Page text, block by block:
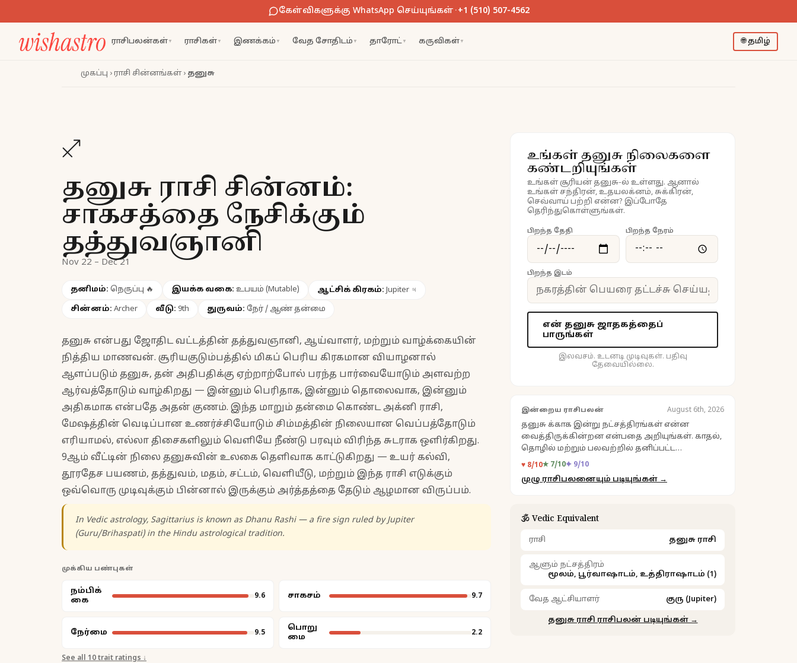
கேள்விகளுக்கு WhatsApp செய்யுங்கள் · +1 (510) 507-4562
ராசிபலன்கள் ▼ ராசிகள் ▼ இணக்கம் ▼ வேத சோதிடம் ▼ தாரோட் ▼ கருவிகள் ▼ 🌐தமிழ்
முகப்பு ›ராசி சின்னங்கள்› தனுசு
♐
தனுசு ராசி சின்னம்:
சாகசத்தை நேசிக்கும்
தத்துவஞானி
Nov 22 – Dec 21
தனிமம்: நெருப்பு 🔥 இயக்க வகை: உபயம் (Mutable) ஆட்சிக் கிரகம்: Jupiter ♃
சின்னம்: Archer வீடு: 9th துருவம்: நேர் / ஆண் தன்மை
தனுசு என்பது ஜோதிட வட்டத்தின் தத்துவஞானி, ஆய்வாளர், மற்றும் வாழ்க்கையின்
நித்திய மாணவன். சூரியகுடும்பத்தில் மிகப் பெரிய கிரகமான வியாழனால்
ஆளப்படும் தனுசு, தன் அதிபதிக்கு ஏற்றாற்போல் பரந்த பார்வையோடும் அளவற்ற
ஆர்வத்தோடும் வாழ்கிறது — இன்னும் பெரிதாக, இன்னும் தொலைவாக, இன்னும்
அதிகமாக என்பதே அதன் குணம். இந்த மாறும் தன்மை கொண்ட அக்னி ராசி,
மேஷத்தின் வெடிப்பான உணர்ச்சியோடும் சிம்மத்தின் நிலையான வெப்பத்தோடும்
எரியாமல், எல்லா திசைகளிலும் வெளியே நீண்டு பரவும் விரிந்த சுடராக ஒளிர்கிறது.
9ஆம் வீட்டின் நிலை தனுசுவின் உலகை தெளிவாக காட்டுகிறது — உயர் கல்வி,
தூரதேச பயணம், தத்துவம், மதம், சட்டம், வெளியீடு, மற்றும் இந்த ராசி எடுக்கும்
ஒவ்வொரு முடிவுக்கும் பின்னால் இருக்கும் அர்த்தத்தை தேடும் ஆழமான விருப்பம்.
In Vedic astrology, Sagittarius is known as Dhanu Rashi — a fire sign ruled by Jupiter
(Guru/Brihaspati) in the Hindu astrological tradition.
முக்கிய பண்புகள்
நம்பிக்
கை
9.6 சாகசம் 9.7
நேர்மை 9.5
பொறு
மை
2.2
See all 10 trait ratings ↓
உங்கள் தனுசு நிலைகளை
கண்டறியுங்கள்
உங்கள் சூரியன் தனுசு-ல் உள்ளது. ஆனால்
உங்கள் சந்திரன், உதயலக்னம், சுக்கிரன்,
செவ்வாய் பற்றி என்ன? இப்போதே
தெரிந்துகொள்ளுங்கள்.
பிறந்த தேதி பிறந்த நேரம்
பிறந்த இடம்
என் தனுசு ஜாதகத்தைப்
பாருங்கள்
இலவசம். உடனடி முடிவுகள். பதிவு
தேவையில்லை.
இன்றைய ராசிபலன் August 6th, 2026
தனுசு க்காக இன்று நட்சத்திரங்கள் என்ன
வைத்திருக்கின்றன என்பதை அறியுங்கள். காதல்,
தொழில் மற்றும் பலவற்றில் தனிப்பட்ட
நுண்ணறிவுகளுக்கு உங்கள் தினசரி ராசிபலனை
♥ 8/10★ 7/10✦ 9/10
முழு ராசிபலனையும் படியுங்கள் →
🕉️ Vedic Equivalent
ராசி தனுசு ராசி
ஆளும் நட்சத்திரம்
மூலம், பூர்வாஷாடம், உத்திராஷாடம் (1)
வேத ஆட்சியாளர் குரு (Jupiter)
தனுசு ராசி ராசிபலன் படியுங்கள் →